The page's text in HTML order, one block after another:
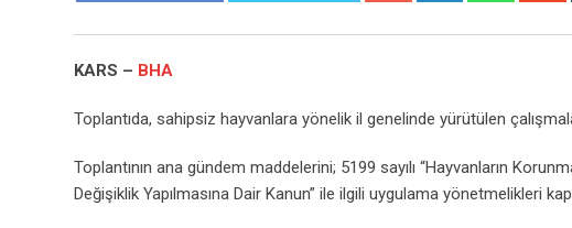
KARS – BHA
Toplantıda, sahipsiz hayvanlara yönelik il genelinde yürütülen
Toplantının ana gündem maddelerini; 5199 sayılı “Hayvanların
Değişiklik Yapılmasına Dair Kanun” ile ilgili uygulama yönetmelikleri